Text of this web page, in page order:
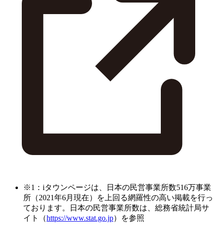
※1：iタウンページは、日本の民営事業所数516万事業
所（2021年6月現在）を上回る網羅性の高い掲載を行っ
ております。日本の民営事業所数は、総務省統計局サ
イト（https://www.stat.go.jp）を参照